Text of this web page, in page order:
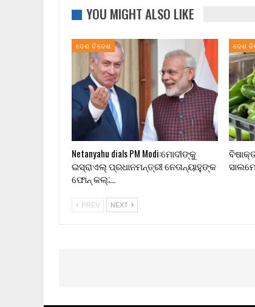
YOU MIGHT ALSO LIKE
ଦେଶ ବିଦେଶ
Netanyahu dials PM Modi:ମୋଦୀଙ୍କୁ
ଇସ୍ରାଏଲ୍ ପ୍ରଧାନମନ୍ତ୍ରୀ ନେତାନ୍ୟାହୁଙ୍କ
ଫୋନ୍ କଲ୍;…
ଦେଶ
PREV NEXT